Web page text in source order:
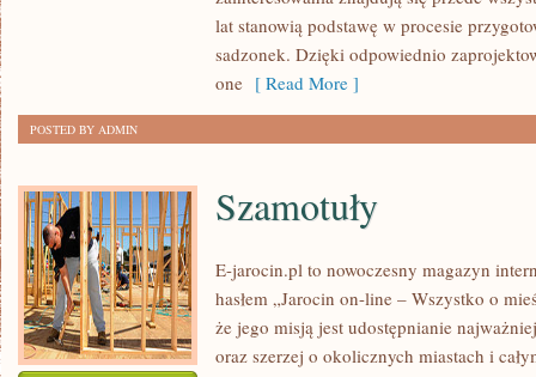
lat stanowią podstawę w procesie
sadzonek. Dzięki odpowiednio
one [ Read More ]
POSTED BY ADMIN
Szamotuły
E-jarocin.pl to nowoczesny magazyn
hasłem „Jarocin on-line – Wszystko o
że jego misją jest udostępnianie
oraz szerzej o okolicznych miastach i